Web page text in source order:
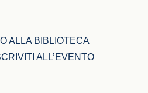
ALLA BIBLIOTECA
ALL’EVENTO